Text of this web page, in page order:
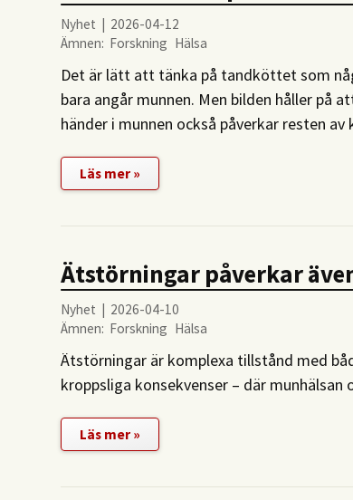
Nyhet | 2026-04-12
Ämnen: Forskning Hälsa
Det är lätt att tänka på tandköttet som
bara angår munnen. Men bilden håller på
händer i munnen också påverkar resten av
Läs mer »
Ätstörningar påverkar
Nyhet | 2026-04-10
Ämnen: Forskning Hälsa
Ätstörningar är komplexa tillstånd med
kroppsliga konsekvenser – där munhälsan
Läs mer »